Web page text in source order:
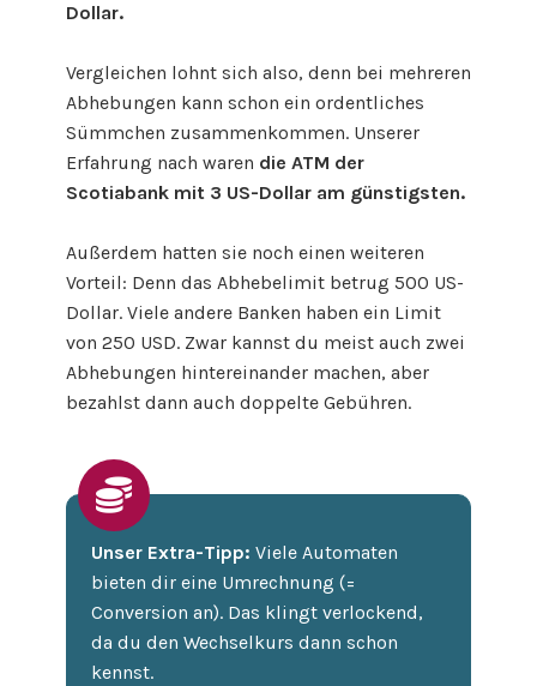
Dollar.
Vergleichen lohnt sich also, denn bei mehreren
Abhebungen kann schon ein ordentliches
Sümmchen zusammenkommen. Unserer
Erfahrung nach waren die ATM der
Scotiabank mit 3 US-Dollar am günstigsten.
Außerdem hatten sie noch einen weiteren
Vorteil: Denn das Abhebelimit betrug 500 US-
Dollar. Viele andere Banken haben ein Limit
von 250 USD. Zwar kannst du meist auch zwei
Abhebungen hintereinander machen, aber
bezahlst dann auch doppelte Gebühren.
Unser Extra-Tipp: Viele Automaten
bieten dir eine Umrechnung (=
Conversion an). Das klingt verlockend,
da du den Wechselkurs dann schon
kennst.